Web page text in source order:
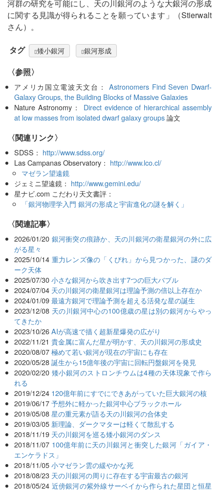
河群の研究を可能にし、天の川銀河のような大銀河の形成
に関する見識が得られることを願っています」（Stierwalt
さん）。
タグ 矮小銀河 銀河形成
〈参照〉
アメリカ国立電波天文台：Astronomers Find Seven Dwarf-
Galaxy Groups, the Building Blocks of Massive Galaxies
Nature Astronomy： Direct evidence of hierarchical assembly
at low masses from isolated dwarf galaxy groups論文
〈関連リンク〉
SDSS： http://www.sdss.org/
Las Campanas Observatory： http://www.lco.cl/
マゼラン望遠鏡
ジェミニ望遠鏡： http://www.gemini.edu/
星ナビ.com こだわり天文書評：
「銀河物理学入門 銀河の形成と宇宙進化の謎を解く」
関連記事
2026/01/20 銀河衝突の痕跡か、天の川銀河の衛星銀河の外に広
がる星々
2025/10/14 重力レンズ像の「くびれ」から見つかった、謎のダ
ーク天体
2025/07/30 小さな銀河から吹き出す7つの巨大バブル
2024/07/04 天の川銀河の衛星銀河は理論予測の倍以上存在か
2024/01/09 最遠方銀河で理論予測を超える活発な星の誕生
2023/12/08 天の川銀河中心の100億歳の星は別の銀河からやっ
てきたか
2023/10/26 AIが高速で描く超新星爆発の広がり
2022/11/21 貴金属に富んだ星が明かす、天の川銀河の形成史
2020/08/07 極めて若い銀河が現在の宇宙にも存在
2020/05/28 誕生から15億年後の宇宙に回転円盤銀河を発見
2020/02/20 矮小銀河のストロンチウムは4種の天体現象で作ら
れる
2019/12/24 120億年前にすでにできあがっていた巨大銀河の核
2019/06/17 予想外に軽かった銀河中心ブラックホール
2019/05/08 星の重元素が語る天の川銀河の合体史
2019/03/05 新理論、ダークマターは軽くて散乱する
2018/11/19 天の川銀河を巡る矮小銀河のダンス
2018/11/07 100億年前に天の川銀河と衝突した銀河「ガイア・
エンケラドス」
2018/11/05 小マゼラン雲の緩やかな死
2018/08/23 天の川銀河の周りに存在する宇宙最古の銀河
2018/05/24 近傍銀河の紫外線サーベイから作られた星団と恒星